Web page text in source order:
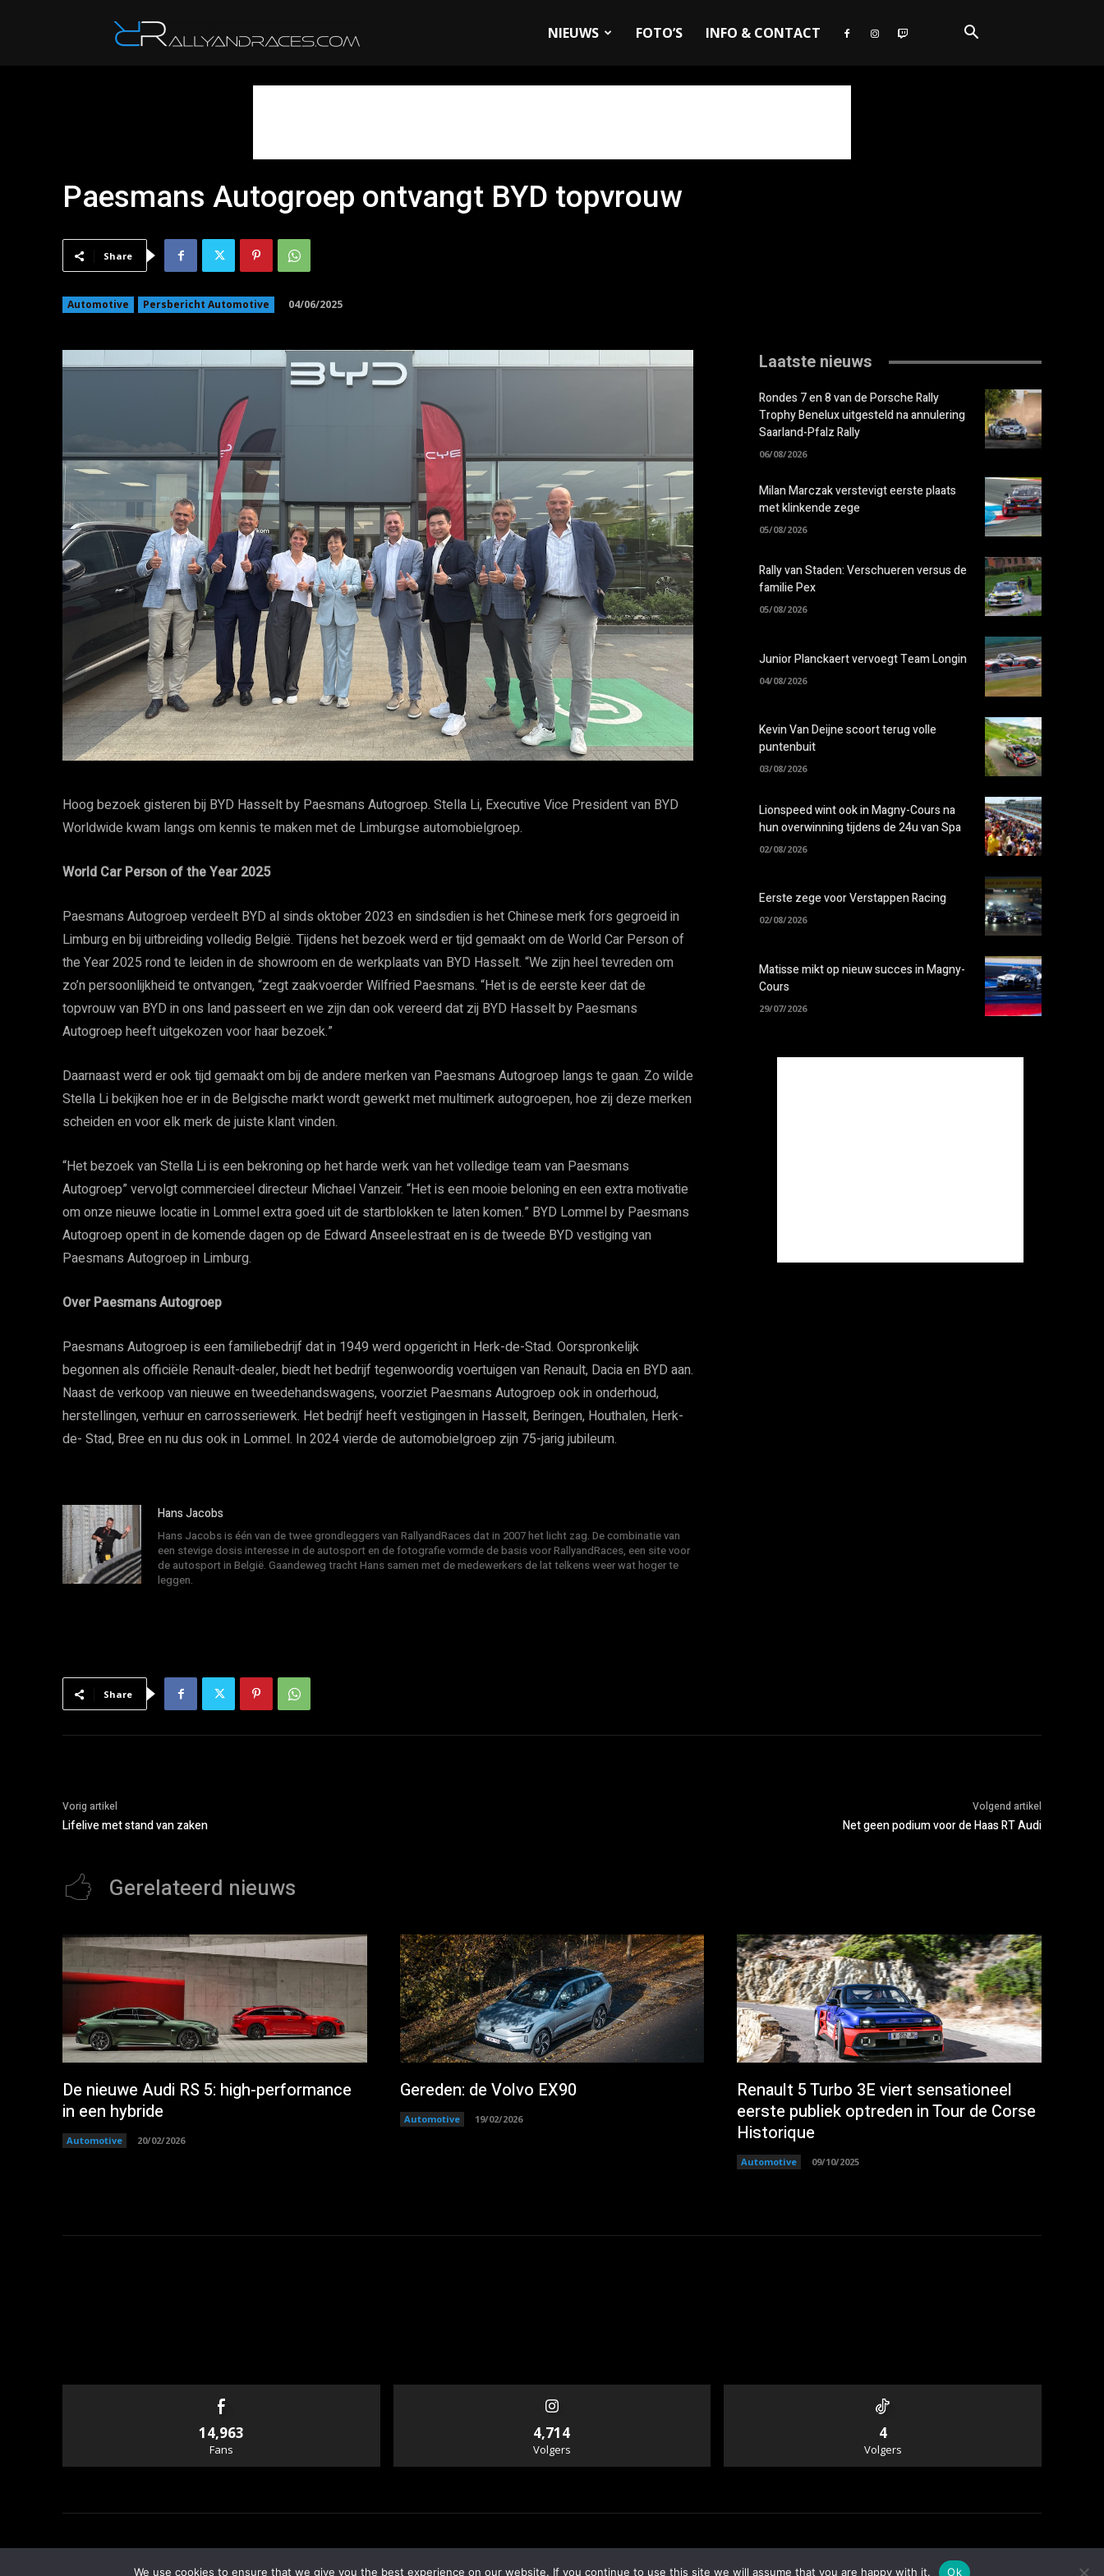
NIEUWS FOTO’S INFO & CONTACT
Paesmans Autogroep ontvangt BYD topvrouw
Share
Automotive Persbericht Automotive 04/06/2025
Hoog bezoek gisteren bij BYD Hasselt by Paesmans Autogroep. Stella Li, Executive Vice President van BYD
Worldwide kwam langs om kennis te maken met de Limburgse automobielgroep.
World Car Person of the Year 2025
Paesmans Autogroep verdeelt BYD al sinds oktober 2023 en sindsdien is het Chinese merk fors gegroeid in
Limburg en bij uitbreiding volledig België. Tijdens het bezoek werd er tijd gemaakt om de World Car Person of
the Year 2025 rond te leiden in de showroom en de werkplaats van BYD Hasselt. “We zijn heel tevreden om
zo’n persoonlijkheid te ontvangen, “zegt zaakvoerder Wilfried Paesmans. “Het is de eerste keer dat de
topvrouw van BYD in ons land passeert en we zijn dan ook vereerd dat zij BYD Hasselt by Paesmans
Autogroep heeft uitgekozen voor haar bezoek.”
Daarnaast werd er ook tijd gemaakt om bij de andere merken van Paesmans Autogroep langs te gaan. Zo wilde
Stella Li bekijken hoe er in de Belgische markt wordt gewerkt met multimerk autogroepen, hoe zij deze merken
scheiden en voor elk merk de juiste klant vinden.
“Het bezoek van Stella Li is een bekroning op het harde werk van het volledige team van Paesmans
Autogroep” vervolgt commercieel directeur Michael Vanzeir. “Het is een mooie beloning en een extra motivatie
om onze nieuwe locatie in Lommel extra goed uit de startblokken te laten komen.” BYD Lommel by Paesmans
Autogroep opent in de komende dagen op de Edward Anseelestraat en is de tweede BYD vestiging van
Paesmans Autogroep in Limburg.
Over Paesmans Autogroep
Paesmans Autogroep is een familiebedrijf dat in 1949 werd opgericht in Herk-de-Stad. Oorspronkelijk
begonnen als officiële Renault-dealer, biedt het bedrijf tegenwoordig voertuigen van Renault, Dacia en BYD aan.
Naast de verkoop van nieuwe en tweedehandswagens, voorziet Paesmans Autogroep ook in onderhoud,
herstellingen, verhuur en carrosseriewerk. Het bedrijf heeft vestigingen in Hasselt, Beringen, Houthalen, Herk-
de- Stad, Bree en nu dus ook in Lommel. In 2024 vierde de automobielgroep zijn 75-jarig jubileum.
Hans Jacobs
Hans Jacobs is één van de twee grondleggers van RallyandRaces dat in 2007 het licht zag. De combinatie van
een stevige dosis interesse in de autosport en de fotografie vormde de basis voor RallyandRaces, een site voor
de autosport in België. Gaandeweg tracht Hans samen met de medewerkers de lat telkens weer wat hoger te
leggen.
Laatste nieuws
Rondes 7 en 8 van de Porsche Rally
Trophy Benelux uitgesteld na annulering
Saarland-Pfalz Rally
06/08/2026
Milan Marczak verstevigt eerste plaats
met klinkende zege
05/08/2026
Rally van Staden: Verschueren versus de
familie Pex
05/08/2026
Junior Planckaert vervoegt Team Longin
04/08/2026
Kevin Van Deijne scoort terug volle
puntenbuit
03/08/2026
Lionspeed wint ook in Magny-Cours na
hun overwinning tijdens de 24u van Spa
02/08/2026
Eerste zege voor Verstappen Racing
02/08/2026
Matisse mikt op nieuw succes in Magny-
Cours
29/07/2026
Share
Vorig artikel
Lifelive met stand van zaken
Volgend artikel
Net geen podium voor de Haas RT Audi
Gerelateerd nieuws
De nieuwe Audi RS 5: high-performance
in een hybride
Automotive 20/02/2026
Gereden: de Volvo EX90
Automotive 19/02/2026
Renault 5 Turbo 3E viert sensationeel
eerste publiek optreden in Tour de Corse
Historique
Automotive 09/10/2025
14,963
Fans
4,714
Volgers
4
Volgers
Info & Contact
We use cookies to ensure that we give you the best experience on our website. If you continue to use this site we will assume that you are happy with it. Ok